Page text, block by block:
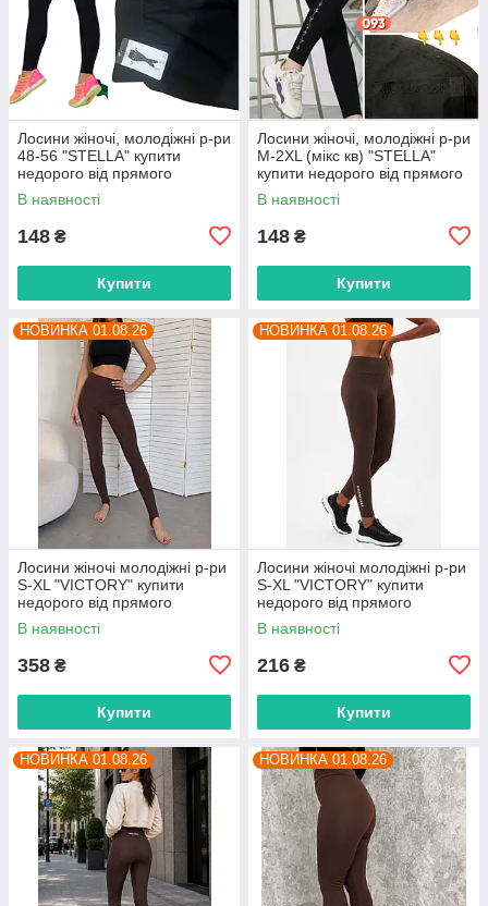
Лосини жіночі, молодіжні р-ри
48-56 "STELLA" купити
недорого від прямого
постачальника
В наявності
148 ₴
Купити
Лосини жіночі, молодіжні р-ри
M-2XL (мікс кв) "STELLA"
купити недорого від прямого
постачальника
В наявності
148 ₴
Купити
НОВИНКА 01.08.26
Лосини жіночі молодіжні р-ри
S-XL "VICTORY" купити
недорого від прямого
постачальника
В наявності
358 ₴
Купити
НОВИНКА 01.08.26
Лосини жіночі молодіжні р-ри
S-XL "VICTORY" купити
недорого від прямого
постачальника
В наявності
216 ₴
Купити
НОВИНКА 01.08.26 НОВИНКА 01.08.26